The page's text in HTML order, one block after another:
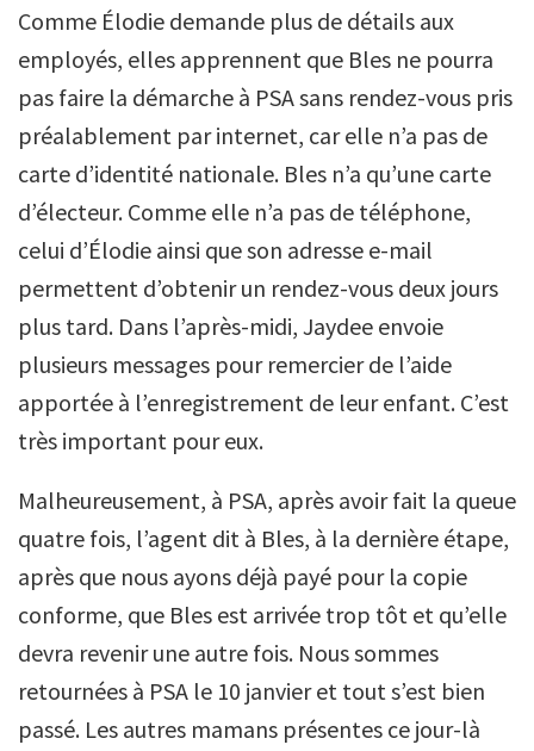
Comme Élodie demande plus de détails aux
employés, elles apprennent que Bles ne pourra
pas faire la démarche à PSA sans rendez-vous pris
préalablement par internet, car elle n’a pas de
carte d’identité nationale. Bles n’a qu’une carte
d’électeur. Comme elle n’a pas de téléphone,
celui d’Élodie ainsi que son adresse e-mail
permettent d’obtenir un rendez-vous deux jours
plus tard. Dans l’après-midi, Jaydee envoie
plusieurs messages pour remercier de l’aide
apportée à l’enregistrement de leur enfant. C’est
très important pour eux.
Malheureusement, à PSA, après avoir fait la queue
quatre fois, l’agent dit à Bles, à la dernière étape,
après que nous ayons déjà payé pour la copie
conforme, que Bles est arrivée trop tôt et qu’elle
devra revenir une autre fois. Nous sommes
retournées à PSA le 10 janvier et tout s’est bien
passé. Les autres mamans présentes ce jour-là